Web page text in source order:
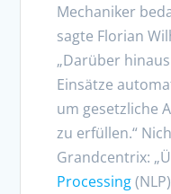
Mechaniker
sagte Florian
„Darüber
Einsätze
um gesetzliche
zu erfüllen.“
Grandcentrix:
Processing